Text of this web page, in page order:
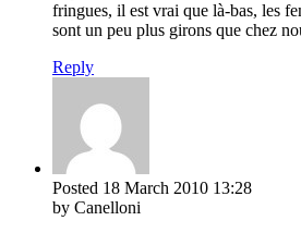
fringues, il est vrai que là-bas, les
sont un peu plus girons que chez
Reply
Posted 18 March 2010 13:28
by Canelloni